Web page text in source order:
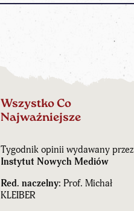
Wszystko Co
Najważniejsze
Tygodnik opinii wydawany przez
Instytut Nowych Mediów
Red. naczelny: Prof. Michał
KLEIBER